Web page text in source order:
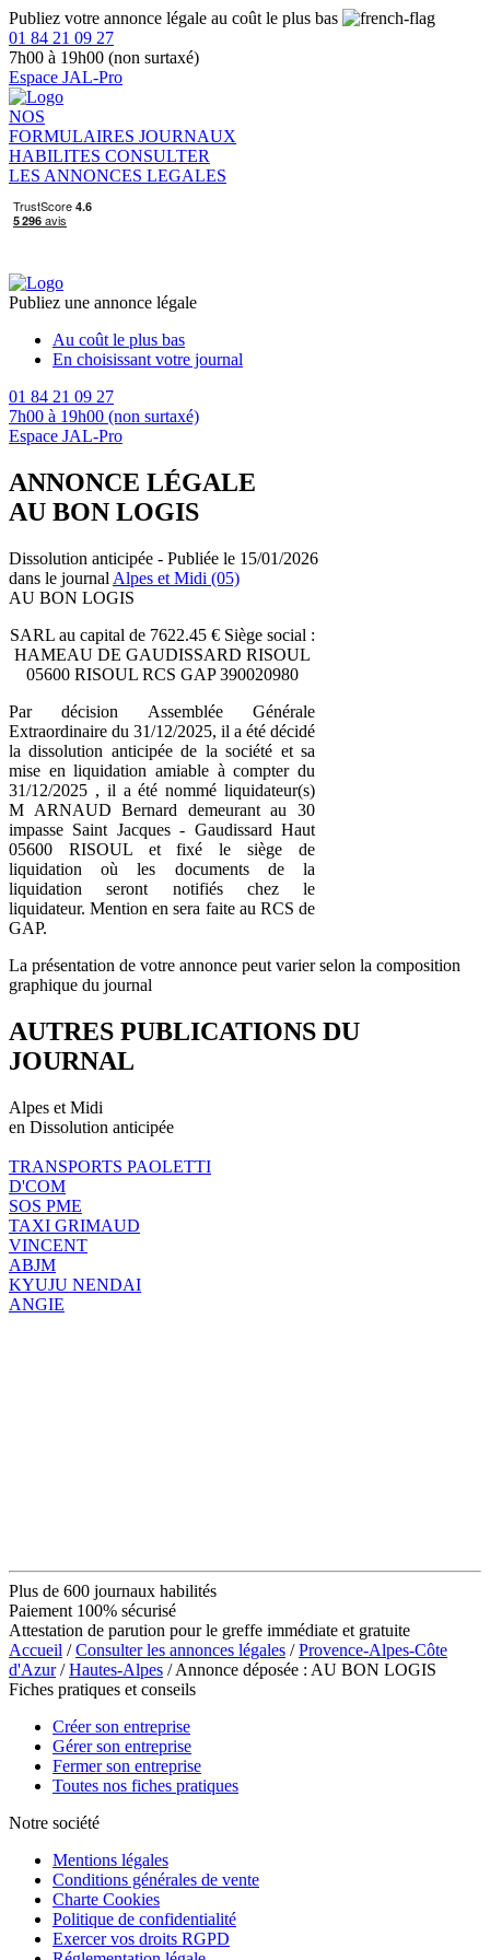
Publiez votre annonce légale au coût le plus bas
01 84 21 09 27
7h00 à 19h00 (non surtaxé)
Espace JAL-Pro
NOS
FORMULAIRES JOURNAUX
HABILITES CONSULTER
LES ANNONCES LEGALES
Publiez une annonce légale
Au coût le plus bas
En choisissant votre journal
01 84 21 09 27
7h00 à 19h00 (non surtaxé)
Espace JAL-Pro
ANNONCE LÉGALE
AU BON LOGIS
Dissolution anticipée - Publiée le 15/01/2026
dans le journal Alpes et Midi (05)
AU BON LOGIS
SARL au capital de 7622.45 € Siège social :
HAMEAU DE GAUDISSARD RISOUL
05600 RISOUL RCS GAP 390020980
Par décision Assemblée Générale
Extraordinaire du 31/12/2025, il a été décidé
la dissolution anticipée de la société et sa
mise en liquidation amiable à compter du
31/12/2025 , il a été nommé liquidateur(s)
M ARNAUD Bernard demeurant au 30
impasse Saint Jacques - Gaudissard Haut
05600 RISOUL et fixé le siège de
liquidation où les documents de la
liquidation seront notifiés chez le
liquidateur. Mention en sera faite au RCS de
GAP.
La présentation de votre annonce peut varier selon la composition
graphique du journal
AUTRES PUBLICATIONS DU
JOURNAL
Alpes et Midi
en Dissolution anticipée
TRANSPORTS PAOLETTI
D'COM
SOS PME
TAXI GRIMAUD
VINCENT
ABJM
KYUJU NENDAI
ANGIE
Plus de 600 journaux habilités
Paiement 100% sécurisé
Attestation de parution pour le greffe immédiate et gratuite
Accueil /Consulter les annonces légales /Provence-Alpes-Côte
d'Azur/Hautes-Alpes / Annonce déposée : AU BON LOGIS
Fiches pratiques et conseils
Créer son entreprise
Gérer son entreprise
Fermer son entreprise
Toutes nos fiches pratiques
Notre société
Mentions légales
Conditions générales de vente
Charte Cookies
Politique de confidentialité
Exercer vos droits RGPD